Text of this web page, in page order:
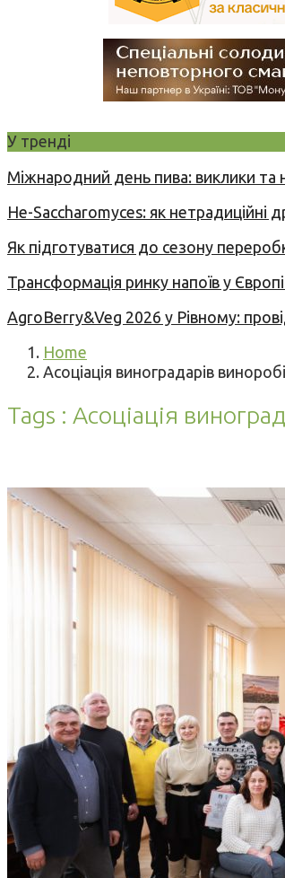
У тренді
Міжнародний день пива: виклики та
Не-Saccharomyces: як нетрадиційні
Як підготуватися до сезону
Трансформація ринку напоїв у
AgroBerry&Veg 2026 у Рівному:
Home
Асоціація виноградарів
Tags : Асоціація